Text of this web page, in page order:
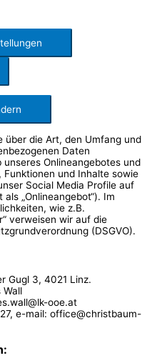
über die Art, den Umfang und
Daten
unseres Onlineangebotes und
und Inhalte sowie
Social Media Profile auf
„Onlineangebot“). Im
wie z.B.
verweisen wir auf die
(DSGVO).
Gugl 3, 4021 Linz.
Wall
ooe.at
e-mail: office@christbaum-